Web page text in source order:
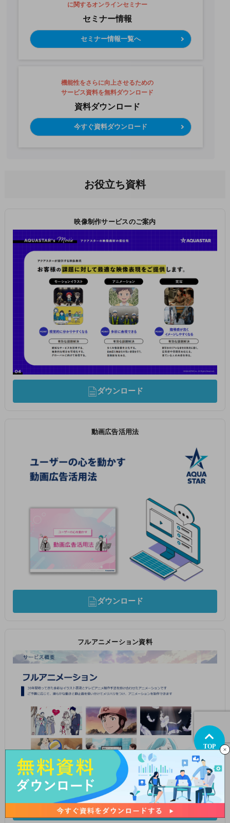
に関するオンラインセミナー
セミナー情報
セミナー情報一覧へ
機能性をさらに向上させるための
サービス資料を無料ダウンロード
資料ダウンロード
今すぐ資料ダウンロード
お役立ち資料
映像制作サービスのご案内
ダウンロード
動画広告活用法
ダウンロード
フルアニメーション資料
ダウンロード
TOP